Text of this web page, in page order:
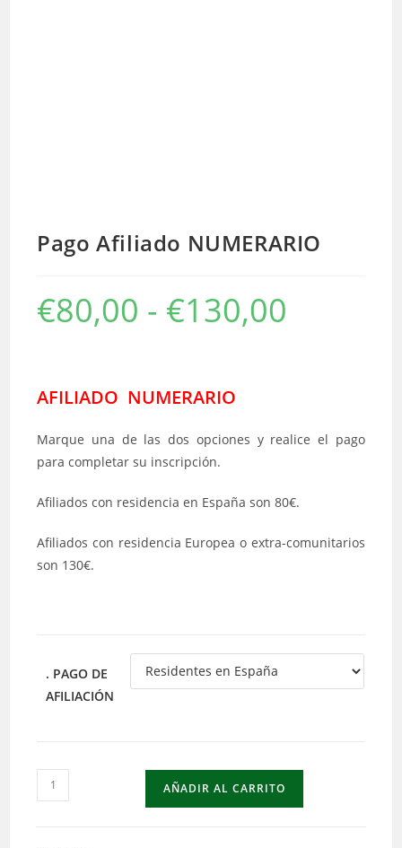
Pago Afiliado NUMERARIO
€80,00 - €130,00
AFILIADO NUMERARIO
Marque una de las dos opciones y realice el pago
para completar su inscripción.
Afiliados con residencia en España son 80€.
Afiliados con residencia Europea o extra-comunitarios
son 130€.
. PAGO DE
AFILIACIÓN
Pago
Afiliado
AÑADIR AL CARRITO